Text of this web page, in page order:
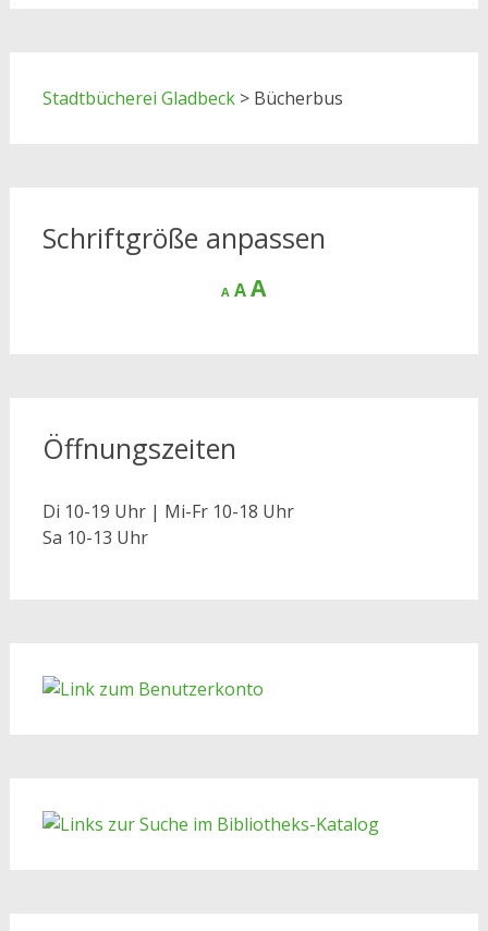
Stadtbücherei Gladbeck> Bücherbus
Schriftgröße anpassen
A
Decrease
font
A Reset
AIncrease
Öffnungszeiten
Di 10-19 Uhr | Mi-Fr 10-18 Uhr
Sa 10-13 Uhr